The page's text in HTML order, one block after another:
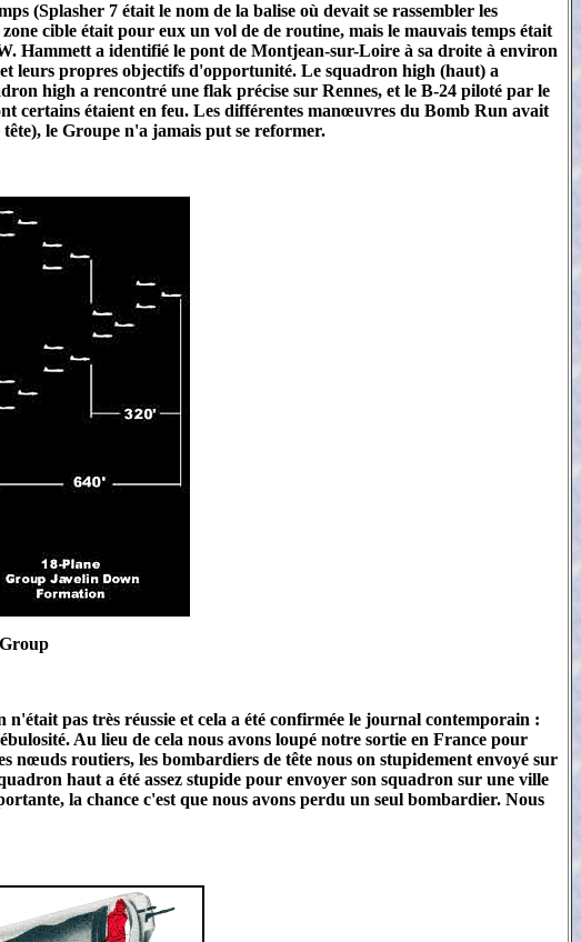
(Splasher 7 était le nom de la balise où devait se rassembler les
cible était pour eux un vol de de routine, mais le mauvais temps était
Hammett a identifié le pont de Montjean-sur-Loire à sa droite à environ
leurs propres objectifs d'opportunité. Le squadron high (haut) a
high a rencontré une flak précise sur Rennes, et le B-24 piloté par le
certains étaient en feu. Les différentes manœuvres du Bomb Run avait
le Groupe n'a jamais put se reformer.
n'était pas très réussie et cela a été confirmée le journal contemporain :
Au lieu de cela nous avons loupé notre sortie en France pour
nœuds routiers, les bombardiers de tête nous on stupidement envoyé sur
haut a été assez stupide pour envoyer son squadron sur une ville
la chance c'est que nous avons perdu un seul bombardier. Nous